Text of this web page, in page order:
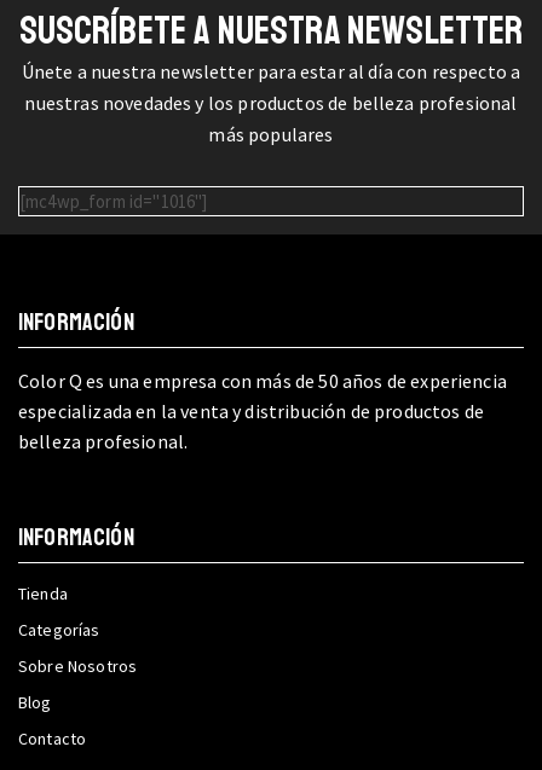
SUSCRÍBETE A NUESTRA NEWSLETTER
Únete a nuestra newsletter para estar al día con respecto a
nuestras novedades y los productos de belleza profesional
más populares
[mc4wp_form id="1016"]
INFORMACIÓN
Color Q es una empresa con más de 50 años de experiencia
especializada en la venta y distribución de productos de
belleza profesional.
INFORMACIÓN
Tienda
Categorías
Sobre Nosotros
Blog
Contacto